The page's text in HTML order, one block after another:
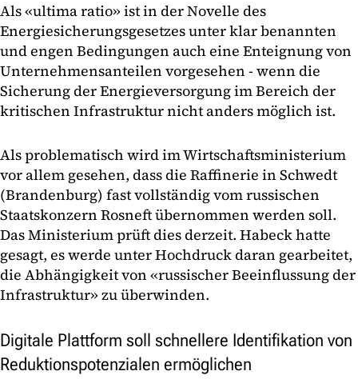
Als «ultima ratio» ist in der Novelle des
Energiesicherungsgesetzes unter klar benannten
und engen Bedingungen auch eine Enteignung von
Unternehmensanteilen vorgesehen - wenn die
Sicherung der Energieversorgung im Bereich der
kritischen Infrastruktur nicht anders möglich ist.
Als problematisch wird im Wirtschaftsministerium
vor allem gesehen, dass die Raffinerie in Schwedt
(Brandenburg) fast vollständig vom russischen
Staatskonzern Rosneft übernommen werden soll.
Das Ministerium prüft dies derzeit. Habeck hatte
gesagt, es werde unter Hochdruck daran gearbeitet,
die Abhängigkeit von «russischer Beeinflussung der
Infrastruktur» zu überwinden.
Digitale Plattform soll schnellere Identifikation von
Reduktionspotenzialen ermöglichen